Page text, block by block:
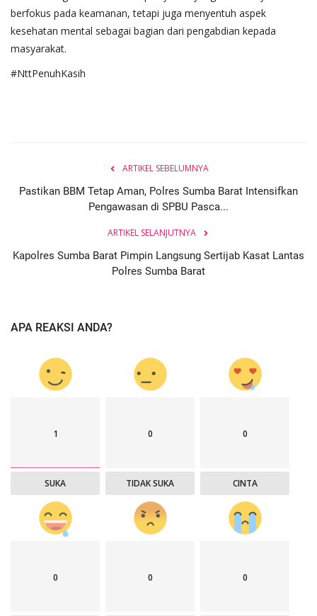
berfokus pada keamanan, tetapi juga menyentuh aspek
kesehatan mental sebagai bagian dari pengabdian kepada
masyarakat.
#NttPenuhKasih
ARTIKEL SEBELUMNYA
Pastikan BBM Tetap Aman, Polres Sumba Barat Intensifkan
Pengawasan di SPBU Pasca...
ARTIKEL SELANJUTNYA
Kapolres Sumba Barat Pimpin Langsung Sertijab Kasat Lantas
Polres Sumba Barat
APA REAKSI ANDA?
1
SUKA
0
TIDAK SUKA
0
CINTA
0 0 0